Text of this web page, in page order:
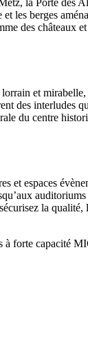
les berges
des châteaux
et
des interludes
du centre
et espaces
la
à forte capacité